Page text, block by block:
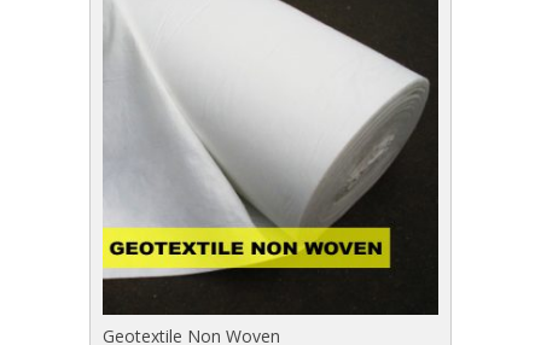
Geotextile Non Woven